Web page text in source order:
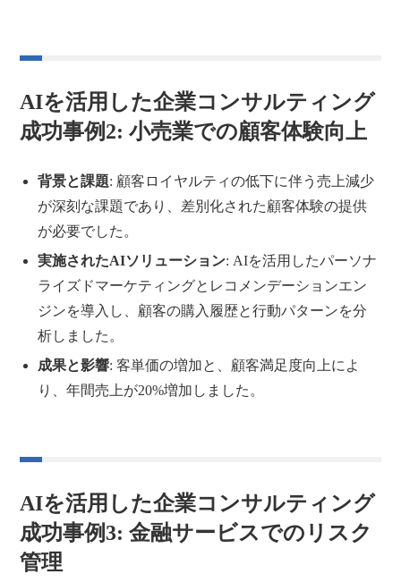
AIを活用した企業コンサルティング
成功事例2: 小売業での顧客体験向上
背景と課題: 顧客ロイヤルティの低下に伴う売上減少
が深刻な課題であり、差別化された顧客体験の提供
が必要でした。
実施されたAIソリューション: AIを活用したパーソナ
ライズドマーケティングとレコメンデーションエン
ジンを導入し、顧客の購入履歴と行動パターンを分
析しました。
成果と影響: 客単価の増加と、顧客満足度向上によ
り、年間売上が20%増加しました。
AIを活用した企業コンサルティング
成功事例3: 金融サービスでのリスク
管理